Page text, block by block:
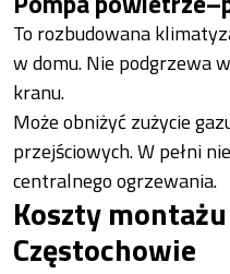
To rozbudowana
w domu. Nie podgrzewa
kranu.
Może obniżyć zużycie
przejściowych. W pełni
centralnego ogrzewania.
Koszty
Częstochowie